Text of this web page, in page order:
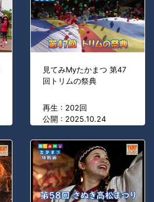
見てみMyたかまつ 第47
回トリムの祭典
再生 : 202回
公開 : 2025.10.24